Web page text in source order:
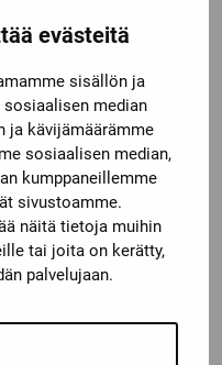
evästeitä
sisällön ja
median
ja kävijämäärämme
sosiaalisen median,
kumppaneillemme
sivustoamme.
näitä tietoja muihin
tai joita on kerätty,
palvelujaan.
provider
palvelua sekä
Me emme tee